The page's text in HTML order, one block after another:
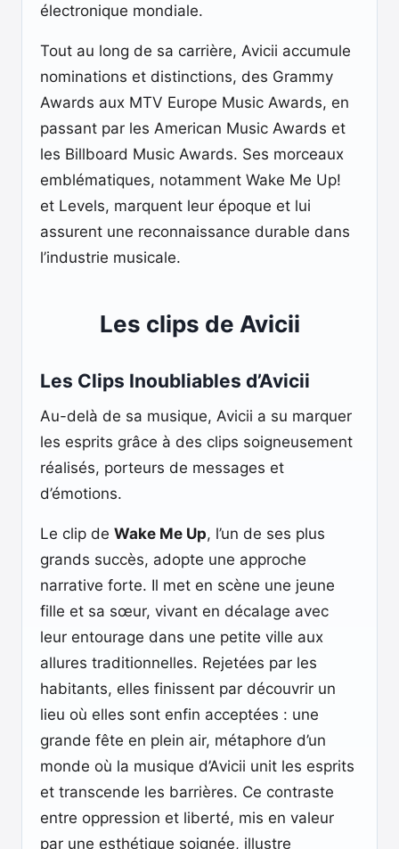
électronique mondiale.
Tout au long de sa carrière, Avicii accumule
nominations et distinctions, des Grammy
Awards aux MTV Europe Music Awards, en
passant par les American Music Awards et
les Billboard Music Awards. Ses morceaux
emblématiques, notamment Wake Me Up!
et Levels, marquent leur époque et lui
assurent une reconnaissance durable dans
l’industrie musicale.
Les clips de Avicii
Les Clips Inoubliables d’Avicii
Au-delà de sa musique, Avicii a su marquer
les esprits grâce à des clips soigneusement
réalisés, porteurs de messages et
d’émotions.
Le clip de Wake Me Up, l’un de ses plus
grands succès, adopte une approche
narrative forte. Il met en scène une jeune
fille et sa sœur, vivant en décalage avec
leur entourage dans une petite ville aux
allures traditionnelles. Rejetées par les
habitants, elles finissent par découvrir un
lieu où elles sont enfin acceptées : une
grande fête en plein air, métaphore d’un
monde où la musique d’Avicii unit les esprits
et transcende les barrières. Ce contraste
entre oppression et liberté, mis en valeur
par une esthétique soignée, illustre